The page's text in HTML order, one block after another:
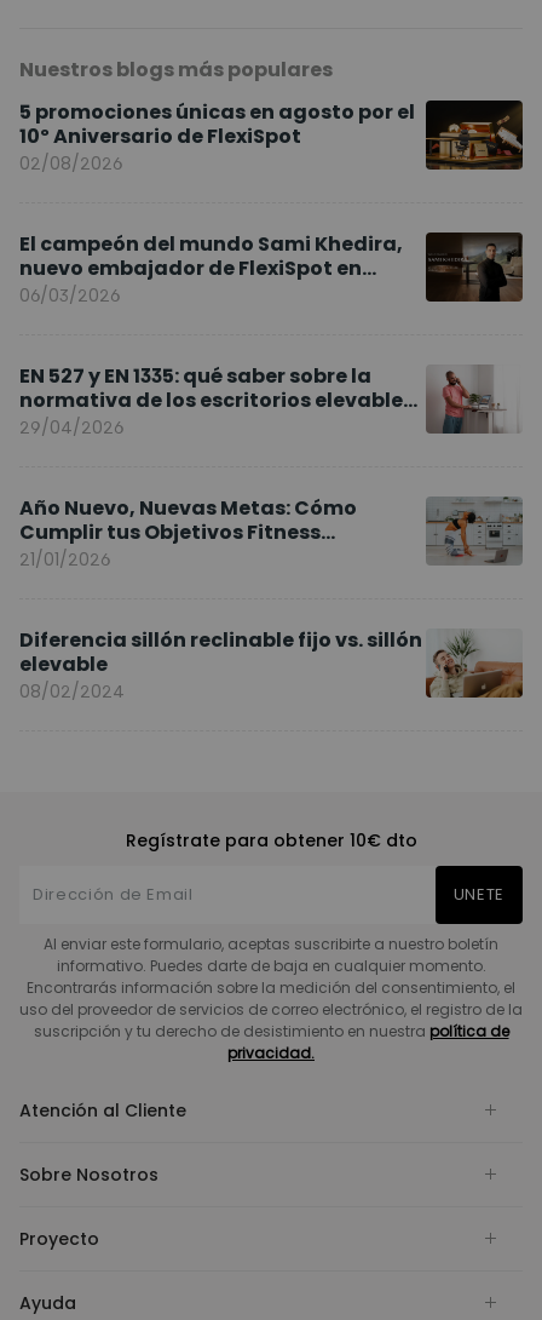
Nuestros blogs más populares
5 promociones únicas en agosto por el
10º Aniversario de FlexiSpot
02/08/2026
El campeón del mundo Sami Khedira,
nuevo embajador de FlexiSpot en
Europa
06/03/2026
EN 527 y EN 1335: qué saber sobre la
normativa de los escritorios elevables
y sillas ergonómicas
29/04/2026
Año Nuevo, Nuevas Metas: Cómo
Cumplir tus Objetivos Fitness
Entrenando en Casa
21/01/2026
Diferencia sillón reclinable fijo vs. sillón
elevable
08/02/2024
Regístrate para obtener 10€ dto
UNETE
Al enviar este formulario, aceptas suscribirte a nuestro boletín
informativo. Puedes darte de baja en cualquier momento.
Encontrarás información sobre la medición del consentimiento, el
uso del proveedor de servicios de correo electrónico, el registro de la
suscripción y tu derecho de desistimiento en nuestra política de
privacidad.
Atención al Cliente
Sobre Nosotros
Proyecto
Ayuda